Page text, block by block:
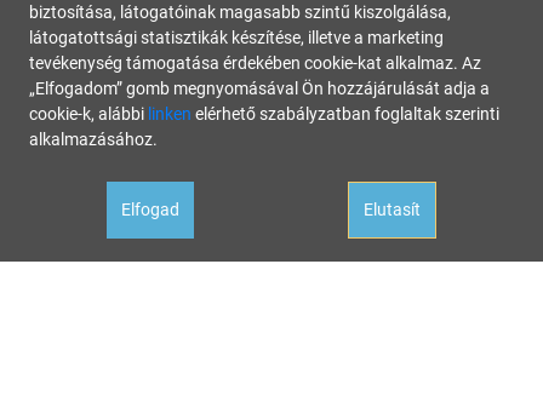
biztosítása, látogatóinak magasabb szintű kiszolgálása,
látogatottsági statisztikák készítése, illetve a marketing
tevékenység támogatása érdekében cookie-kat alkalmaz. Az
„Elfogadom” gomb megnyomásával Ön hozzájárulását adja a
cookie-k, alábbi linken elérhető szabályzatban foglaltak szerinti
alkalmazásához.
Elfogad Elutasít